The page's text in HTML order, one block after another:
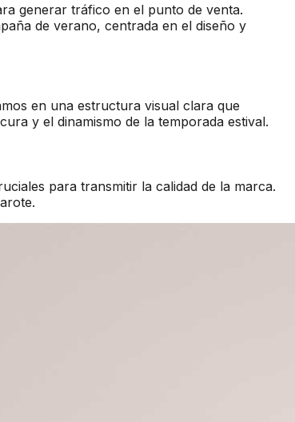
generar tráfico en el punto de venta.
de verano, centrada en el diseño y
en una estructura visual clara que
y el dinamismo de la temporada estival.
para transmitir la calidad de la marca.